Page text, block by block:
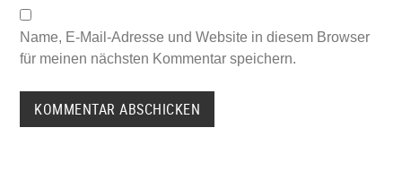
Name, E-Mail-Adresse und Website in diesem Browser
für meinen nächsten Kommentar speichern.